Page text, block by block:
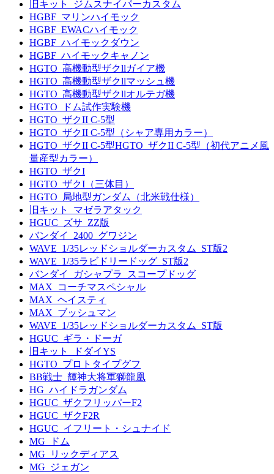
旧キット_ジムスナイパーカスタム
HGBF_マリンハイモック
HGBF_EWACハイモック
HGBF_ハイモックダウン
HGBF_ハイモックキャノン
HGTO_高機動型ザクllガイア機
HGTO_高機動型ザクllマッシュ機
HGTO_高機動型ザクllオルテガ機
HGTO_ドム試作実験機
HGTO_ザクII C-5型
HGTO_ザクII C-5型（シャア専用カラー）
HGTO_ザクII C-5型HGTO_ザクII C-5型（初代アニメ風
量産型カラー）
HGTO_ザクI
HGTO_ザクI（三体目）
HGTO_局地型ガンダム（北米戦仕様）
旧キット_マゼラアタック
HGUC_ズサ_ZZ版
バンダイ_2400_グワジン
WAVE_1/35レッドショルダーカスタム_ST版2
WAVE_1/35ラビドリードッグ_ST版2
バンダイ_ガシャプラ_スコープドッグ
MAX_コーチマスペシャル
MAX_ヘイスティ
MAX_ブッシュマン
WAVE_1/35レッドショルダーカスタム_ST版
HGUC_ギラ・ドーガ
旧キット_ドダイYS
HGTO_プロトタイプグフ
BB戦士_輝神大将軍獅龍凰
HG_ハイドラガンダム
HGUC_ザクフリッパーF2
HGUC_ザクF2R
HGUC_イフリート・シュナイド
MG_ドム
MG_リックディアス
MG_ジェガン